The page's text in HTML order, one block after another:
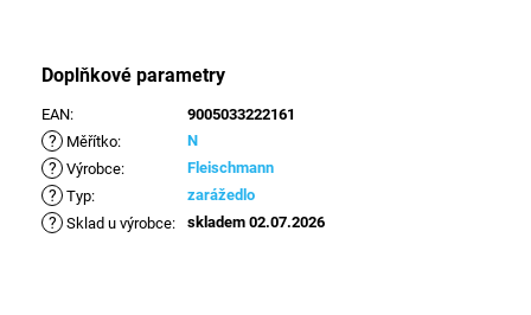
Doplňkové parametry
EAN: 9005033222161
? Měřítko: N
? Výrobce: Fleischmann
? Typ: zarážedlo
? Sklad u výrobce: skladem 02.07.2026